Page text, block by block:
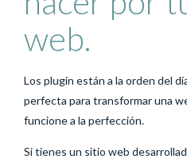
web.
Los plugin están a la orden del
perfecta para transformar una
funcione a la perfección.
Si tienes un sitio web